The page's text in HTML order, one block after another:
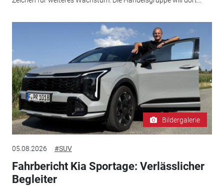
Bildergalerie
05.08.2026 #SUV
Fahrbericht Kia Sportage: Verlässlicher
Begleiter